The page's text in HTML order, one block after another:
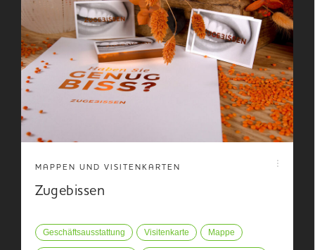
MAPPEN UND VISITENKARTEN
Zugebissen
Geschäftsausstattung Visitenkarte Mappe